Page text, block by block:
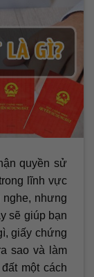
quyền sử
lĩnh vực
nhưng
sẽ giúp bạn
giấy chứng
sao và làm
một cách